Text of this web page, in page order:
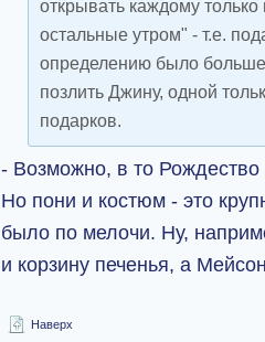
открывать каждому
остальные утром" - т.е.
определению было
позлить Джину, одной
подарков.
- Возможно, в то
Но пони и костюм - это
было по мелочи. Ну,
и корзину печенья, а
Наверх